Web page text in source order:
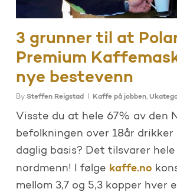
3 grunner til at
Premium
nye bestevenn
By Steffen Reigstad Kaffe på jobben,
Visste du at hele 67% av den
befolkningen over 18år drikker
daglig basis? Det tilsvarer hele
nordmenn! I følge kaffe.no
mellom 3,7 og 5,3 kopper hver